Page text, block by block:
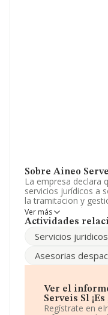
Sobre Aineo
La empresa declara
servicios jurídicos a
la tramitacion y
en materia civil
sociedad está
teneduría de libros,
La plantilla ha
un número de
sector.
Ver más
Actividades
Servicios juridicos
Asesorias
Ver el
Serveis Sl
Regístrate en